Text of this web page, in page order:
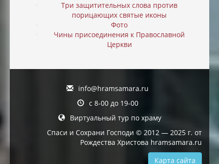
Три защитительных слова против
порицающих святые иконы
Фото
Чины присоединения к Православной
Церкви
info@hramsamara.ru
с 8-00 до 19-00
Виртуальный тур по храму
Спаси и Сохрани Господи © 2012 — 2025 г. от
Рождества Христова hramsamara.ru
Карта сайта